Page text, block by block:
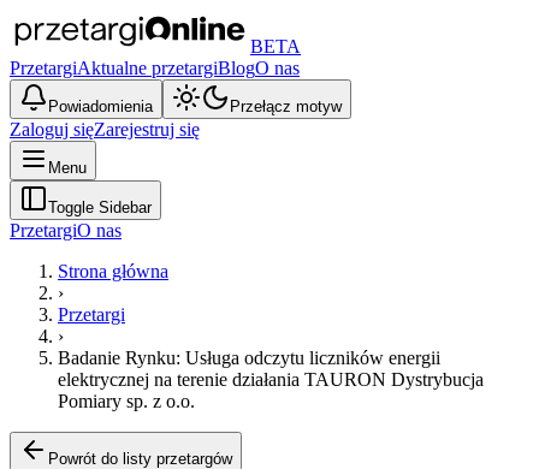
BETA
PrzetargiAktualne przetargiBlogO nas
Powiadomienia Przełącz motyw
Zaloguj sięZarejestruj się
Menu
Toggle Sidebar
PrzetargiO nas
Strona główna
›
Przetargi
›
Badanie Rynku: Usługa odczytu liczników energii
elektrycznej na terenie działania TAURON Dystrybucja
Pomiary sp. z o.o.
Powrót do listy przetargów